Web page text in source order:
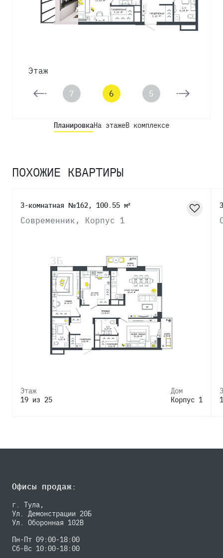
Этаж
8 7 6 5 4
ПланировкаНа этажеВ комплексе
ПОХОЖИЕ КВАРТИРЫ
3-комнатная №162, 100.55 м²
Современник, Корпус 1
Этаж
19 из 25
Дом
Корпус 1
Офисы продаж:
г. Тула,
Ул. Демонстрации 20Б
Ул. Оборонная 102В
Пн-Пт 09:00-18:00
Сб-Вс 10:00-18:00